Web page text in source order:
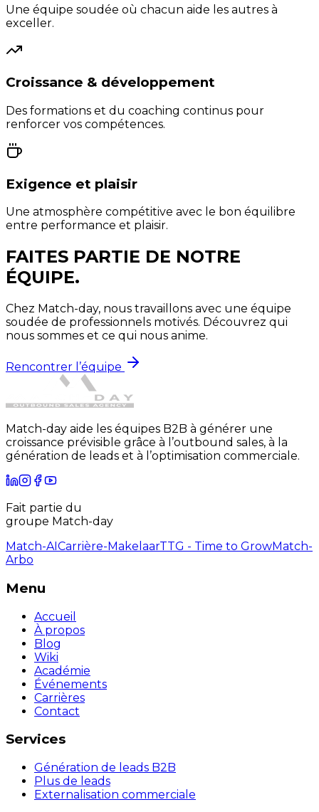
Une équipe soudée où chacun aide les autres à
exceller.
Croissance & développement
Des formations et du coaching continus pour
renforcer vos compétences.
Exigence et plaisir
Une atmosphère compétitive avec le bon équilibre
entre performance et plaisir.
FAITES PARTIE DE NOTRE
ÉQUIPE.
Chez Match-day, nous travaillons avec une équipe
soudée de professionnels motivés. Découvrez qui
nous sommes et ce qui nous anime.
Rencontrer l’équipe
Match-day aide les équipes B2B à générer une
croissance prévisible grâce à l’outbound sales, à la
génération de leads et à l’optimisation commerciale.
Fait partie du
groupe Match-day
Match-AI Carrière-MakelaarTTG - Time to GrowMatch-
Arbo
Menu
Accueil
À propos
Blog
Wiki
Académie
Événements
Carrières
Contact
Services
Génération de leads B2B
Plus de leads
Externalisation commerciale